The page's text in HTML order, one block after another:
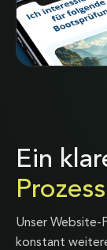
Ein
Prozess
Unser Website-
konstant